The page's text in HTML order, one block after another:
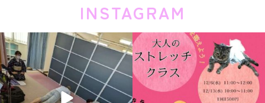
INSTAGRAM
studioangel.takarazuka studioangel.takarazuka